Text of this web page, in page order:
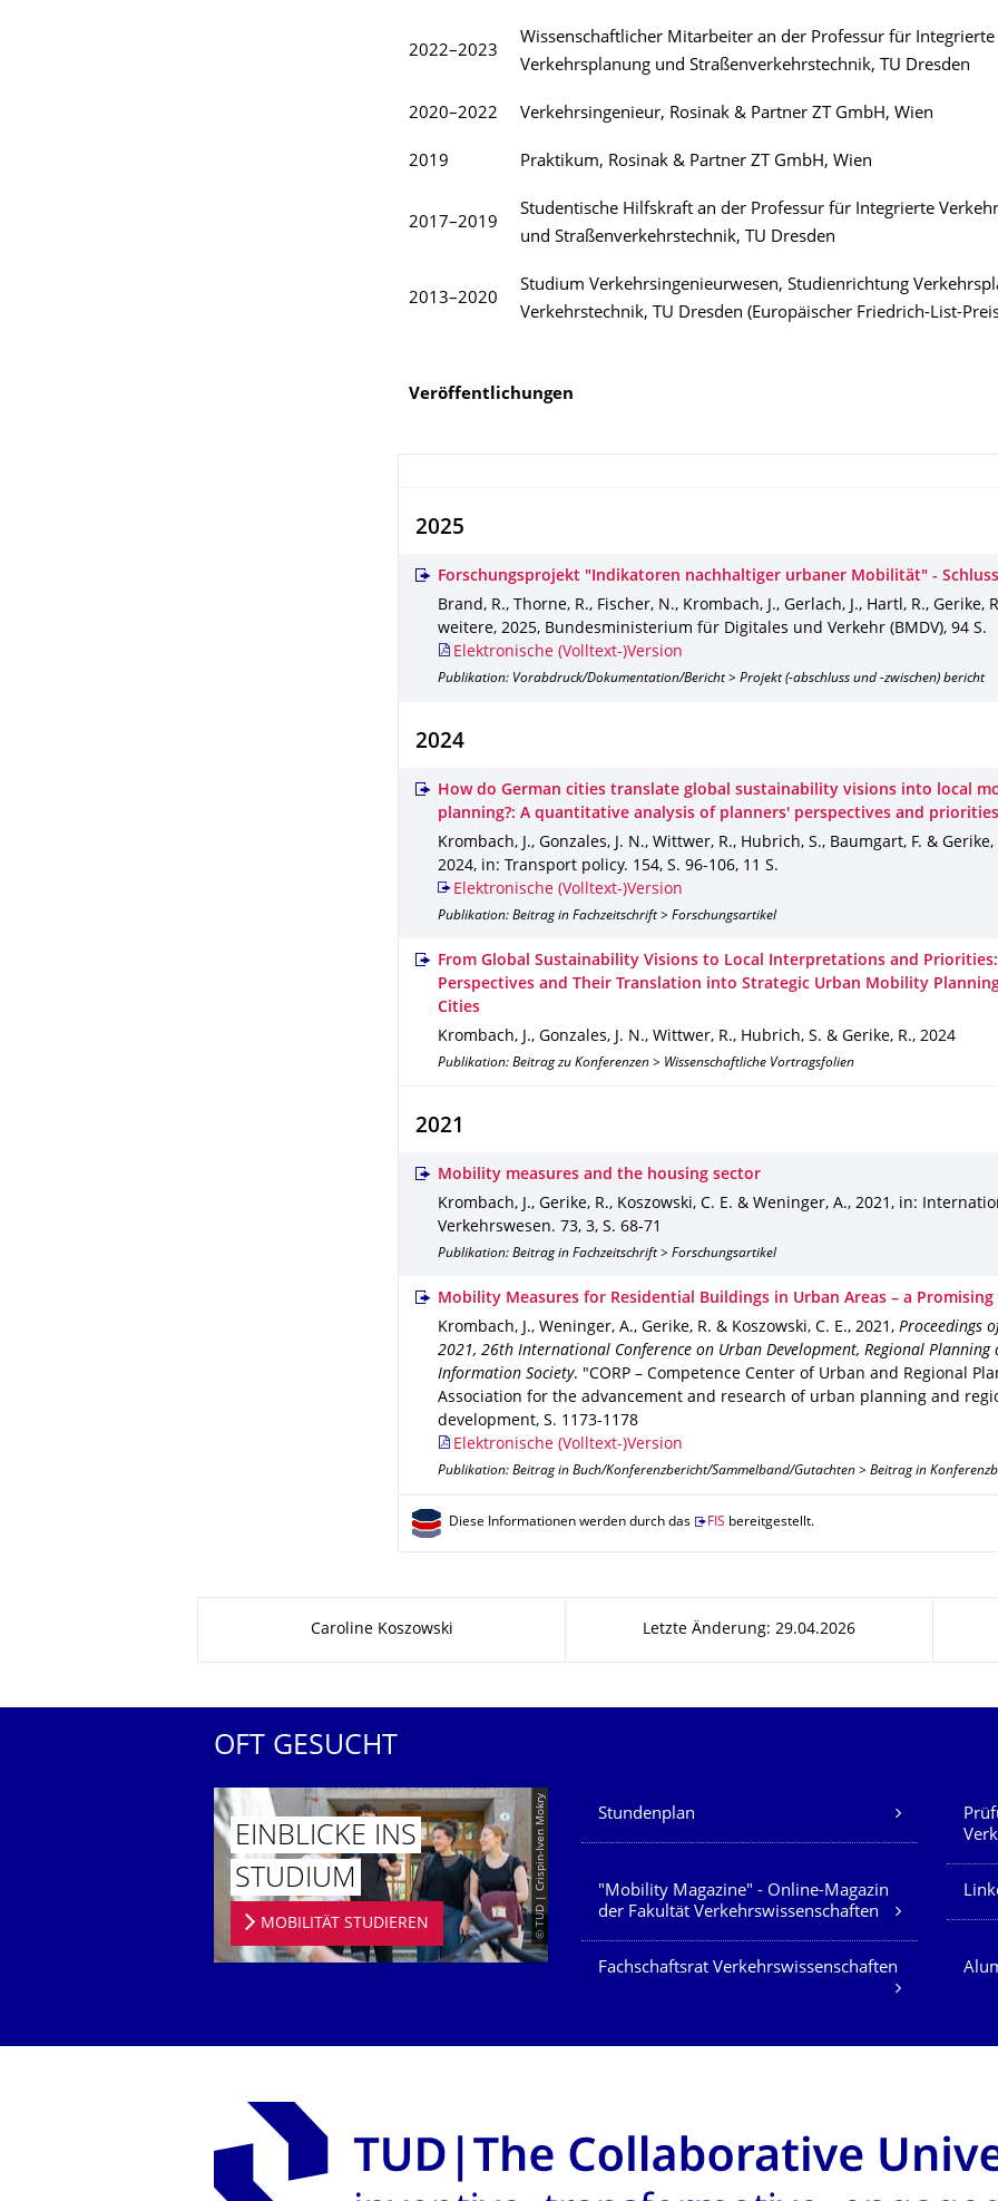
2022–2023
Wissenschaftlicher Mitarbeiter an der Professur für Integrierte
Verkehrsplanung und Straßenverkehrstechnik, TU Dresden
2020–2022 Verkehrsingenieur, Rosinak & Partner ZT GmbH, Wien
2019 Praktikum, Rosinak & Partner ZT GmbH, Wien
2017–2019
Studentische Hilfskraft an der Professur für Integrierte
und Straßenverkehrstechnik, TU Dresden
2013–2020
Studium Verkehrsingenieurwesen, Studienrichtung
Verkehrstechnik, TU Dresden (Europäischer Friedrich-List-
Veröffentlichungen
2025
Forschungsprojekt "Indikatoren nachhaltiger urbaner Mobilität" -
Brand, R., Thorne, R., Fischer, N., Krombach, J., Gerlach, J., Hartl, R., Gerike,
weitere, 2025, Bundesministerium für Digitales und Verkehr (BMDV), 94 S.
Elektronische (Volltext-)Version
Publikation: Vorabdruck/Dokumentation/Bericht > Projekt (-abschluss und -zwischen) bericht
2024
How do German cities translate global sustainability visions into local
planning?: A quantitative analysis of planners' perspectives and priorities
Krombach, J., Gonzales, J. N., Wittwer, R., Hubrich, S., Baumgart, F. & Gerike,
2024, in: Transport policy. 154, S. 96-106, 11 S.
Elektronische (Volltext-)Version
Publikation: Beitrag in Fachzeitschrift > Forschungsartikel
From Global Sustainability Visions to Local Interpretations and Priorities:
Perspectives and Their Translation into Strategic Urban Mobility
Cities
Krombach, J., Gonzales, J. N., Wittwer, R., Hubrich, S. & Gerike, R., 2024
Publikation: Beitrag zu Konferenzen > Wissenschaftliche Vortragsfolien
2021
Mobility measures and the housing sector
Krombach, J., Gerike, R., Koszowski, C. E. & Weninger, A., 2021 , in:
Verkehrswesen. 73, 3, S. 68-71
Publikation: Beitrag in Fachzeitschrift > Forschungsartikel
Mobility Measures for Residential Buildings in Urban Areas – a Promising
Krombach, J., Weninger, A., Gerike, R. & Koszowski, C. E., 2021 , Proceedings of
2021, 26th International Conference on Urban Development, Regional Planning
Information Society. "CORP – Competence Center of Urban and Regional
Association for the advancement and research of urban planning and
development, S. 1173-1178
Elektronische (Volltext-)Version
Publikation: Beitrag in Buch/Konferenzbericht/Sammelband/Gutachten > Beitrag in
Diese Informationen werden durch das FIS bereitgestellt.
Caroline Koszowski Letzte Änderung: 29.04.2026
OFT GESUCHT
© TUD | Crispin-Iven Mokry
EINBLICKE INS
STUDIUM
MOBILITÄT STUDIEREN
Unsere Dienste
Stundenplan
"Mobility Magazine" - Online-Magazin
der Fakultät Verkehrswissenschaften
Fachschaftsrat Verkehrswissenschaften